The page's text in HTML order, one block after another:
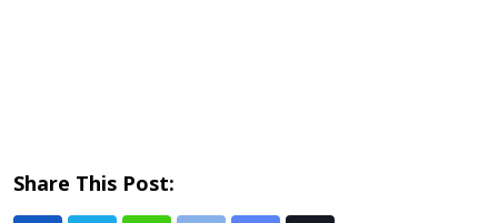
Share This Post: